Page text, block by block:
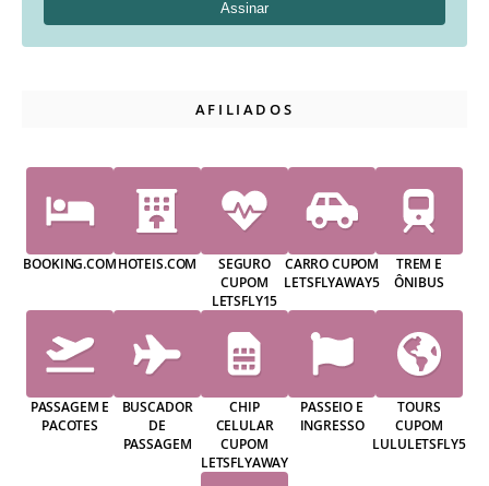
AFILIADOS
BOOKING.COMHOTEIS.COM
SEGURO
CUPOM
LETSFLY15
CARRO CUPOM
LETSFLYAWAY5
TREM E
ÔNIBUS
PASSAGEM E
PACOTES
BUSCADOR
DE
PASSAGEM
CHIP
CELULAR
CUPOM
LETSFLYAWAY
PASSEIO E
INGRESSO
TOURS
CUPOM
LULULETSFLY5